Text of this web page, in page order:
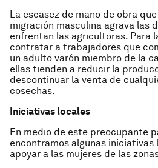
La escasez de mano de obra
migración masculina agrava las
enfrentan las agricultoras. Para
contratar a trabajadores que
un adulto varón miembro de la
ellas tienden a reducir la
descontinuar la venta de
cosechas.
Iniciativas locales
En medio de este preocupante
encontramos algunas iniciativas
apoyar a las mujeres de las